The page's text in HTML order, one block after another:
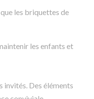
les briquettes de
les enfants et
invités. Des éléments